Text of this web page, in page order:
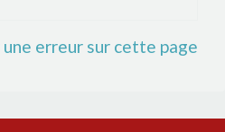
une erreur sur cette page